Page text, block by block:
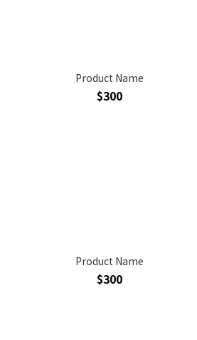
Product Name
$300
Product Name
$300